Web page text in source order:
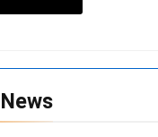
Iklan Pemerintah
NORMAN
DPRD PROVINSI